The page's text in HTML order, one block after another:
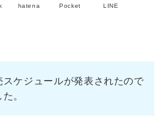
hatena Pocket LINE
ケジュールが発表されたので
。